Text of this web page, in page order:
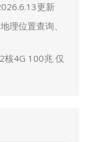
更新
理位置查询、
核4G 100兆 仅